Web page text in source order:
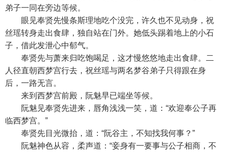
弟子一同在旁边等候。
眼见奉贤先慢条斯理地吃个没完，许久也不见动身，祝
丝瑶转身走出食肆，独自站在门外。她低头踢着地上的小石
子，借此发泄心中郁气。
奉贤先与萧来归吃饱喝足，这才慢悠悠地走出食肆。二
人径直朝西梦宫行去，祝丝瑶与两名梦谷弟子只得跟在身
后，一路无言。
来到西梦宫前殿，阮魅早已端坐等候。
阮魅见奉贤先进来，唇角浅浅一笑，道：“欢迎奉公子再
临西梦宫。”
奉贤先目光微抬，道：“阮谷主，不知找我何事？”
阮魅神色从容，柔声道：“妾身有一要事与公子相商，不